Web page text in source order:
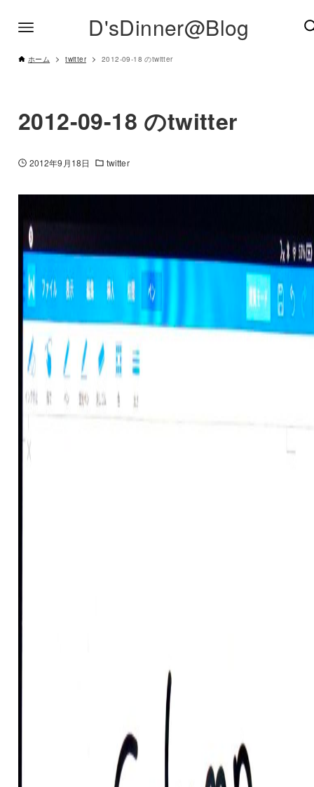
D'sDinner@Blog
ホーム twitter 2012-09-18 のtwitter
2012-09-18 のtwitter
2012年9月18日 twitter